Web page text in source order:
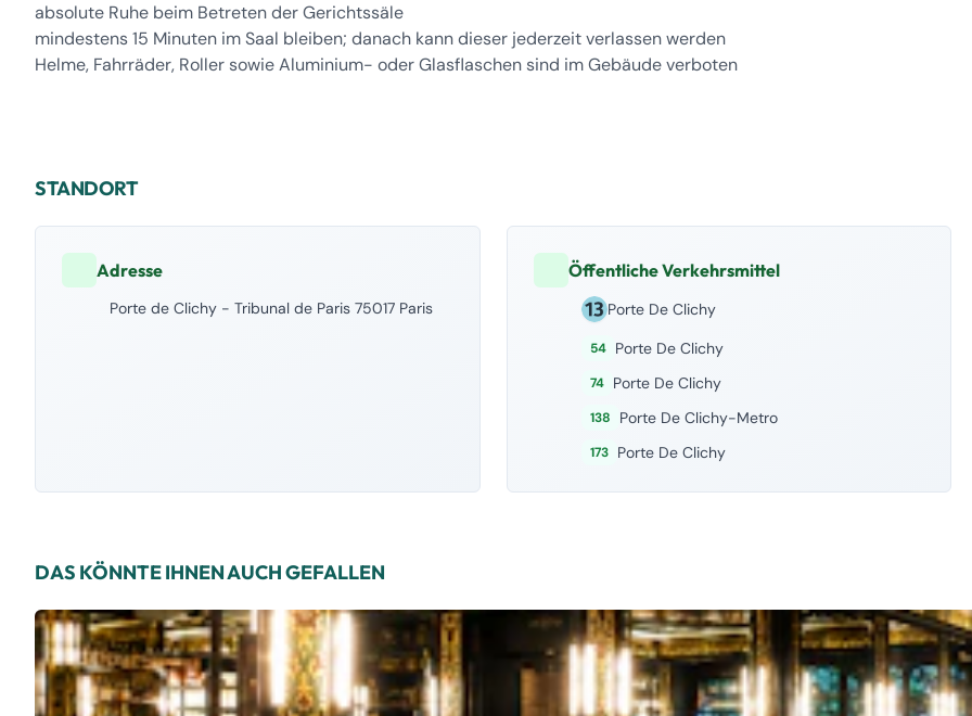
absolute Ruhe beim Betreten der Gerichtssäle
mindestens 15 Minuten im Saal bleiben; danach kann dieser jederzeit verlassen werden
Helme, Fahrräder, Roller sowie Aluminium- oder Glasflaschen sind im Gebäude verboten
STANDORT
Adresse
Porte de Clichy - Tribunal de Paris 75017 Paris
Öffentliche Verkehrsmittel
Porte De Clichy
54 Porte De Clichy
74 Porte De Clichy
138 Porte De Clichy-Metro
173 Porte De Clichy
DAS KÖNNTE IHNEN AUCH GEFALLEN